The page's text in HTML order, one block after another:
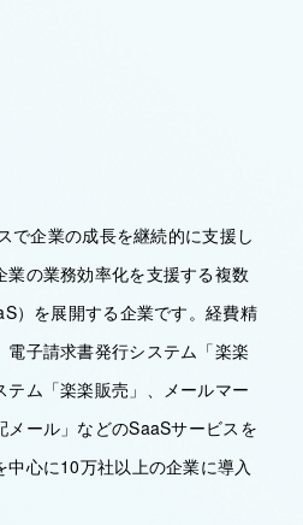
で企業の成長を継続的に支援し
業の業務効率化を支援する複数
）を展開する企業です。経費精
子請求書発行システム「楽楽
テム「楽楽販売」、メールマー
ール」などのSaaSサービスを
心に10万社以上の企業に導入